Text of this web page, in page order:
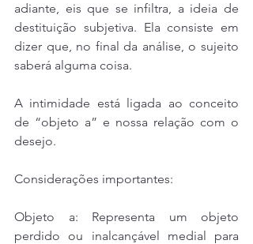
adiante, eis que se infiltra, a ideia de
destituição subjetiva. Ela consiste em
dizer que, no final da análise, o sujeito
saberá alguma coisa.
A intimidade está ligada ao conceito
de “objeto a” e nossa relação com o
desejo.
Considerações importantes:
Objeto a: Representa um objeto
perdido ou inalcançável medial para